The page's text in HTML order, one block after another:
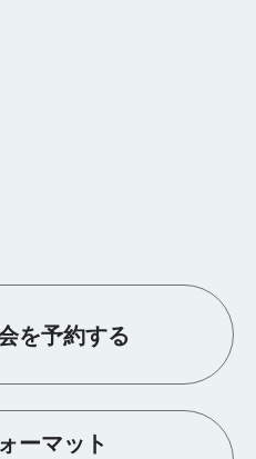
を予約する
ーマット